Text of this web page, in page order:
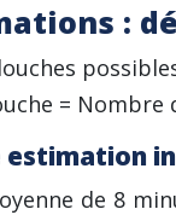
:
= Nombre
estimation
de 8